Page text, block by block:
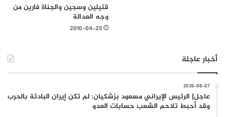
قتيلين وسجين والجناة فارين من
وجه العدالة
2010-04-25
أخبار عاجلة
2026-08-07
عاجل| الرئيس الإيراني مسعود بزشكيان: لم تكن إيران البادئة بالحرب
وقد أحبط تلاحم الشعب حسابات العدو